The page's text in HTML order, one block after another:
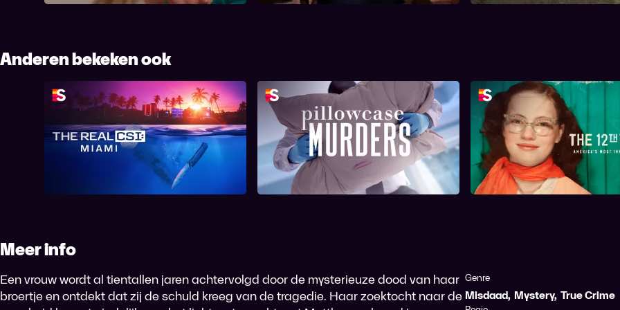
Anderen bekeken ook
The Real CSI: Miami Pillowcase Murders The 12th Victim
Meer info
Een vrouw wordt al tientallen jaren achtervolgd door de mysterieuze dood van haar
broertje en ontdekt dat zij de schuld kreeg van de tragedie. Haar zoektocht naar de
Genre
Misdaad, Mystery, True Crime